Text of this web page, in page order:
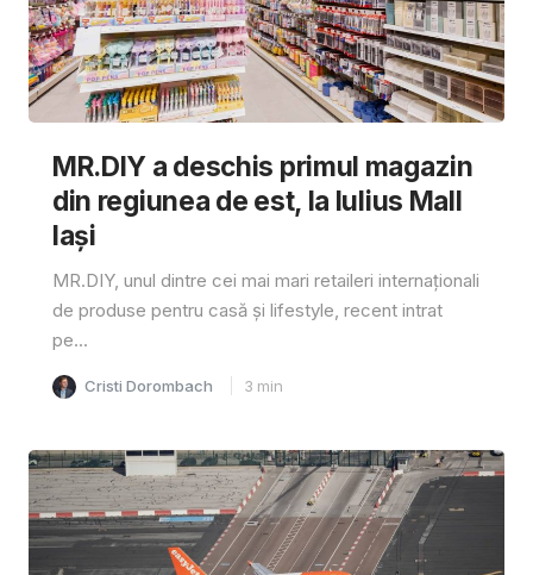
MR.DIY a deschis primul magazin
din regiunea de est, la Iulius Mall
Iași
MR.DIY, unul dintre cei mai mari retaileri internaționali
de produse pentru casă și lifestyle, recent intrat
pe...
Cristi Dorombach 3 min